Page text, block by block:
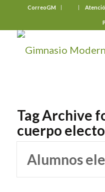
CorreoGM
Tag Archive
cuerpo
Alumnos